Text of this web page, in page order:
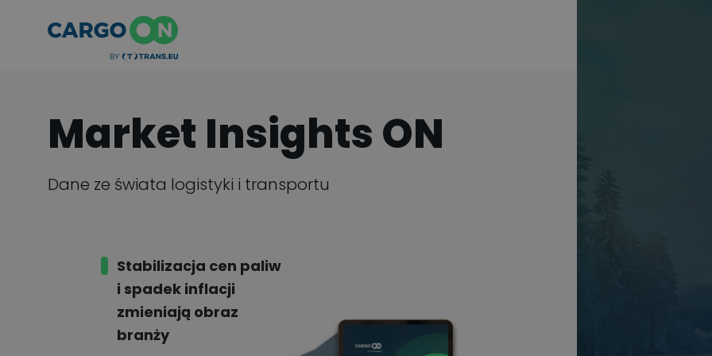
Market Insights ON
Dane ze świata logistyki i transportu
Stabilizacja cen paliw
i spadek inflacji
zmieniają obraz
branży